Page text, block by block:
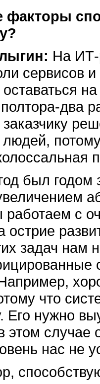
факторы
На ИТ-
сервисов
два
заказчику
был годом
работаем с
острие
задач нам
что
Его нужно
этом случае
нас не